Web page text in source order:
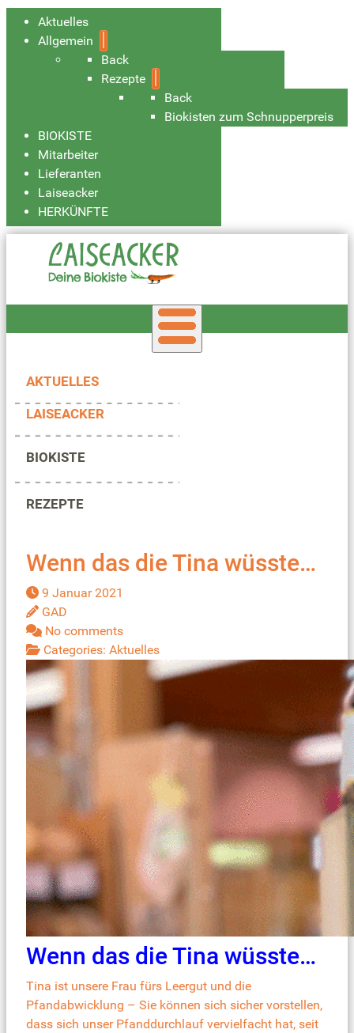
Aktuelles
Allgemein
Back
Rezepte
Back
Biokisten zum Schnupperpreis
BIOKISTE
Mitarbeiter
Lieferanten
Laiseacker
HERKÜNFTE
AKTUELLES
LAISEACKER
BIOKISTE
REZEPTE
Wenn das die Tina wüsste…
9 Januar 2021
GAD
No comments
Categories: Aktuelles
Wenn das die Tina wüsste…
Tina ist unsere Frau fürs Leergut und die
Pfandabwicklung – Sie können sich sicher vorstellen,
dass sich unser Pfanddurchlauf vervielfacht hat, seit